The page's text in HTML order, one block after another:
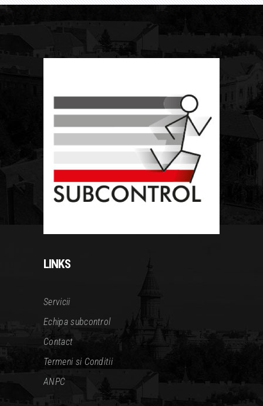
LINKS
Servicii
Echipa subcontrol
Contact
Termeni si Conditii
ANPC